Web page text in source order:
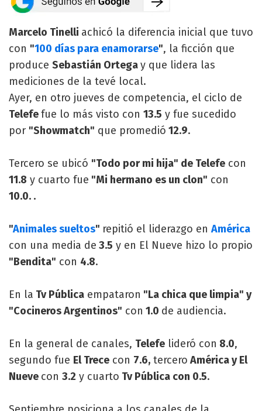
Marcelo Tinelli achicó la diferencia inicial que tuvo
con "100 días para enamorarse", la ficción que
produce Sebastián Ortegay que lidera las
mediciones de la tevé local.
Ayer, en otro jueves de competencia, el ciclo de
Telefefue lo más visto con 13.5 y fue sucedido
por "Showmatch" que promedió 12.9.
Tercero se ubicó "Todo por mi hija" de Telefe con
11.8 y cuarto fue "Mi hermano es un clon" con
10.0. .
"Animales sueltos" repitió el liderazgo en América
con una media de 3.5 y en El Nueve hizo lo propio
"Bendita" con 4.8.
En la Tv Pública empataron "La chica que limpia" y
"Cocineros Argentinos" con 1.0 de audiencia.
En la general de canales, Telefe lideró con 8.0,
segundo fue El Trece con 7.6, tercero América y El
Nueve con 3.2 y cuarto Tv Pública con 0.5.